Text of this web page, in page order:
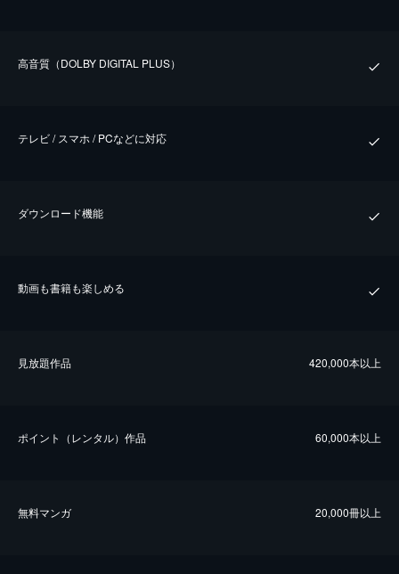
⾼⾳質（DOLBY DIGITAL PLUS）
テレビ / スマホ / PCなどに対応
ダウンロード機能
動画も書籍も楽しめる
⾒放題作品 420,000本以上
ポイント（レンタル）作品 60,000本以上
無料マンガ 20,000冊以上